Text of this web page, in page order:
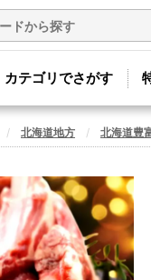
カテゴリでさがす
北海道地方 北海道豊